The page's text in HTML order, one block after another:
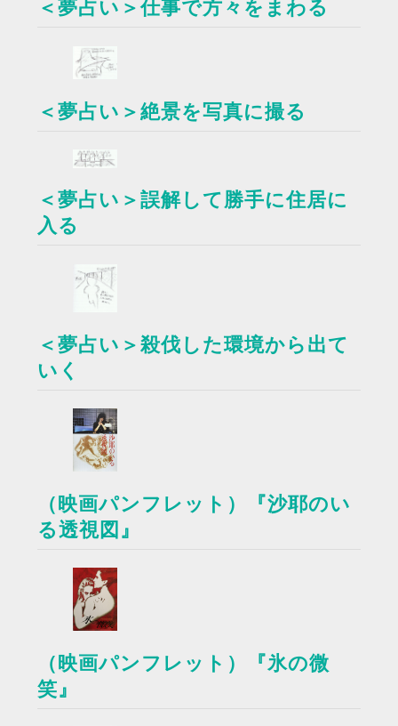
＜夢占い＞仕事で方々をまわる
＜夢占い＞絶景を写真に撮る
＜夢占い＞誤解して勝手に住居に
入る
＜夢占い＞殺伐した環境から出て
いく
（映画パンフレット）『沙耶のい
る透視図』
（映画パンフレット）『氷の微
笑』